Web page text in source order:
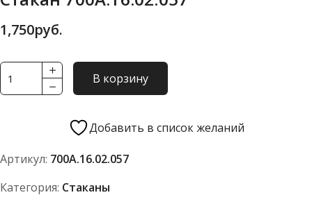
1,750руб.
Количество
товара
700А.16.02.057
В корзину
Добавить в список желаний
Артикул: 700А.16.02.057
Категория: Стаканы